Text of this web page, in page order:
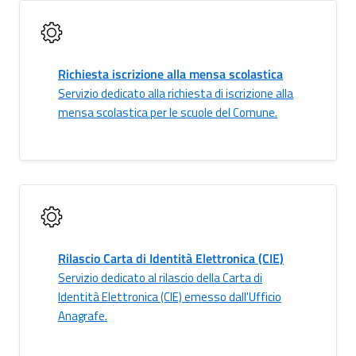
Richiesta iscrizione alla mensa scolastica
Servizio dedicato alla richiesta di iscrizione alla
mensa scolastica per le scuole del Comune.
Rilascio Carta di Identità Elettronica (CIE)
Servizio dedicato al rilascio della Carta di
Identità Elettronica (CIE) emesso dall'Ufficio
Anagrafe.